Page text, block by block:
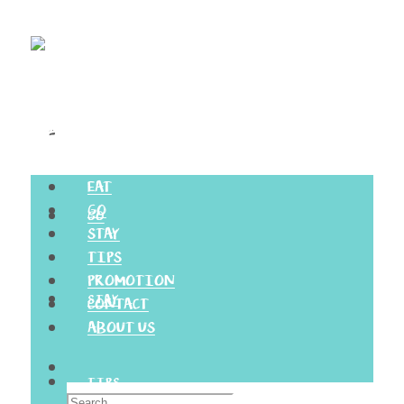
GO
STAY
TIPS
EAT
GO
STAY
TIPS
PROMOTION
CONTACT
ABOUT US